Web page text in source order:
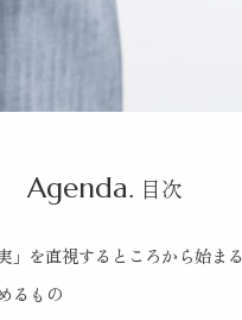
Agenda. 目次
」を直視するところから始まる
るもの